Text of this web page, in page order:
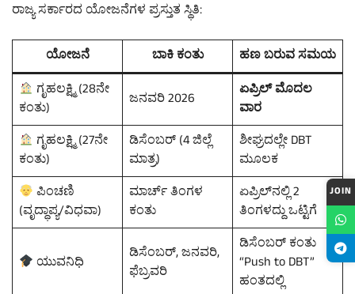
ರಾಜ್ಯ ಸರ್ಕಾರದ ಯೋಜನೆಗಳ ಪ್ರಸ್ತುತ ಸ್ಥಿತಿ:
ಯೋಜನೆ ಬಾಕಿ ಕಂತು
ಹಣ ಬರುವ ಸಮಯ
ಗೃಹಲಕ್ಷ್ಮಿ (28ನೇ
ಕಂತು)
ಜನವರಿ 2026
ಏಪ್ರಿಲ್ ಮೊದಲ
ವಾರ
ಗೃಹಲಕ್ಷ್ಮಿ (27ನೇ
ಕಂತು)
ಡಿಸೆಂಬರ್ (4 ಜಿಲ್ಲೆ
ಮಾತ್ರ)
ಶೀಘ್ರದಲ್ಲೇ DBT
ಮೂಲಕ
ಪಿಂಚಣಿ
(ವೃದ್ಧಾಪ್ಯ/ವಿಧವಾ)
ಮಾರ್ಚ್ ತಿಂಗಳ
ಕಂತು
ಏಪ್ರಿಲ್‌ನಲ್ಲಿ 2
ತಿಂಗಳದ್ದು ಒಟ್ಟಿಗೆ
ಯುವನಿಧಿ
ಡಿಸೆಂಬರ್, ಜನವರಿ,
ಫೆಬ್ರವರಿ
ಡಿಸೆಂಬರ್ ಕಂತು
“Push to DBT”
ಹಂತದಲ್ಲಿ
JOIN